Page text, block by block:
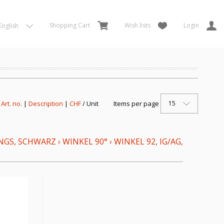
English Shopping Cart Wish lists Login
Items per page 15
Art. no. | Description | CHF/ Unit
SCHWARZ › WINKEL 90° › WINKEL 92, IG/AG,